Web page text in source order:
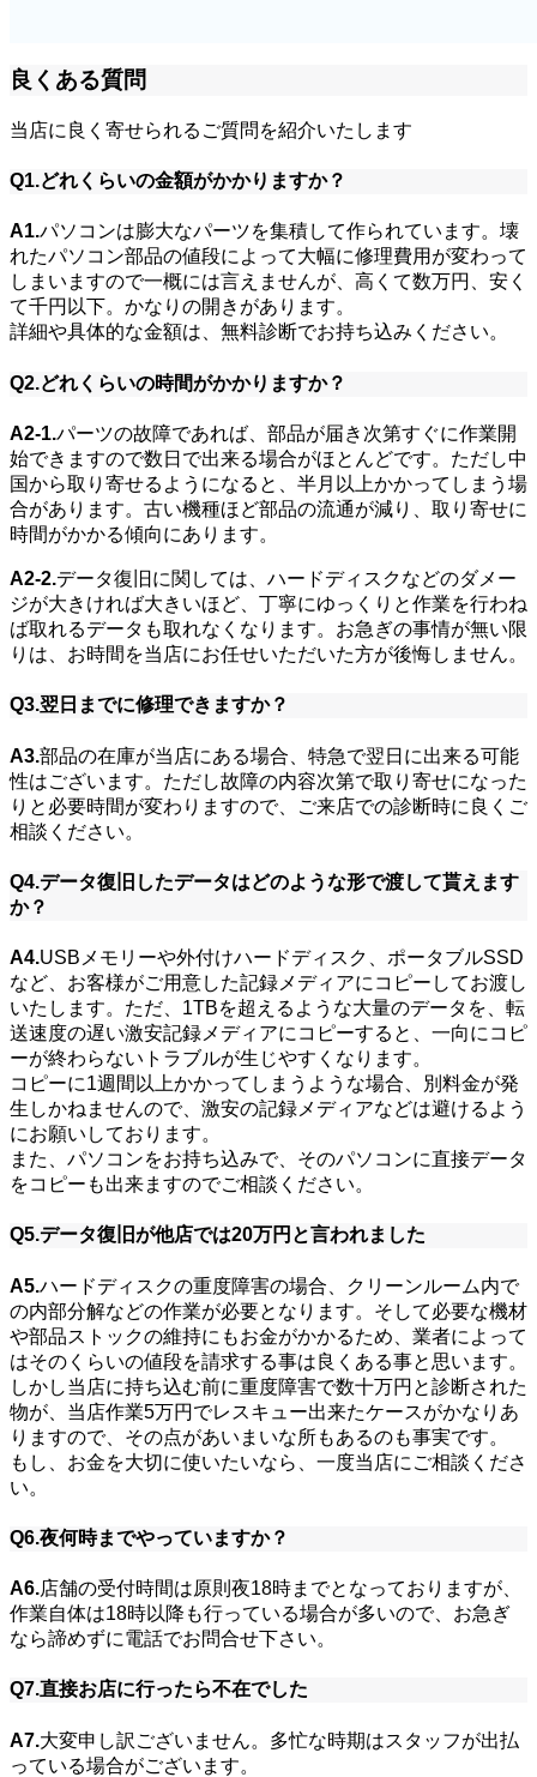
良くある質問
当店に良く寄せられるご質問を紹介いたします
Q1.どれくらいの金額がかかりますか？
A1.パソコンは膨大なパーツを集積して作られています。壊
れたパソコン部品の値段によって大幅に修理費用が変わって
しまいますので一概には言えませんが、高くて数万円、安く
て千円以下。かなりの開きがあります。
詳細や具体的な金額は、無料診断でお持ち込みください。
Q2.どれくらいの時間がかかりますか？
A2-1.パーツの故障であれば、部品が届き次第すぐに作業開
始できますので数日で出来る場合がほとんどです。ただし中
国から取り寄せるようになると、半月以上かかってしまう場
合があります。古い機種ほど部品の流通が減り、取り寄せに
時間がかかる傾向にあります。
A2-2.データ復旧に関しては、ハードディスクなどのダメー
ジが大きければ大きいほど、丁寧にゆっくりと作業を行わね
ば取れるデータも取れなくなります。お急ぎの事情が無い限
りは、お時間を当店にお任せいただいた方が後悔しません。
Q3.翌日までに修理できますか？
A3.部品の在庫が当店にある場合、特急で翌日に出来る可能
性はございます。ただし故障の内容次第で取り寄せになった
りと必要時間が変わりますので、ご来店での診断時に良くご
相談ください。
Q4.データ復旧したデータはどのような形で渡して貰えます
か？
A4.USBメモリーや外付けハードディスク、ポータブルSSD
など、お客様がご用意した記録メディアにコピーしてお渡し
いたします。ただ、1TBを超えるような大量のデータを、転
送速度の遅い激安記録メディアにコピーすると、一向にコピ
ーが終わらないトラブルが生じやすくなります。
コピーに1週間以上かかってしまうような場合、別料金が発
生しかねませんので、激安の記録メディアなどは避けるよう
にお願いしております。
また、パソコンをお持ち込みで、そのパソコンに直接データ
をコピーも出来ますのでご相談ください。
Q5.データ復旧が他店では20万円と言われました
A5.ハードディスクの重度障害の場合、クリーンルーム内で
の内部分解などの作業が必要となります。そして必要な機材
や部品ストックの維持にもお金がかかるため、業者によって
はそのくらいの値段を請求する事は良くある事と思います。
しかし当店に持ち込む前に重度障害で数十万円と診断された
物が、当店作業5万円でレスキュー出来たケースがかなりあ
りますので、その点があいまいな所もあるのも事実です。
もし、お金を大切に使いたいなら、一度当店にご相談くださ
い。
Q6.夜何時までやっていますか？
A6.店舗の受付時間は原則夜18時までとなっておりますが、
作業自体は18時以降も行っている場合が多いので、お急ぎ
なら諦めずに電話でお問合せ下さい。
Q7.直接お店に行ったら不在でした
A7.大変申し訳ございません。多忙な時期はスタッフが出払
っている場合がございます。